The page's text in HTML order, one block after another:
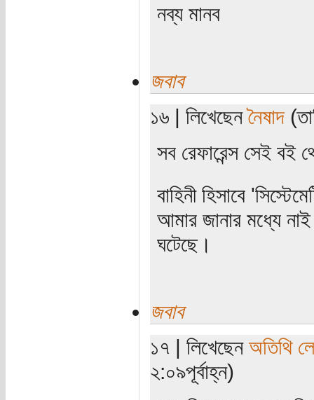
নব্য মানব
জবাব
১৬ | লিখেছেননৈষাদ
সব রেফারেন্স সেই বই
বাহিনী হিসাবে
আমার জানার মধ্যে
ঘটেছে।
জবাব
১৭ | লিখেছেন অতিথি
২:০৯পূর্বাহ্ন)